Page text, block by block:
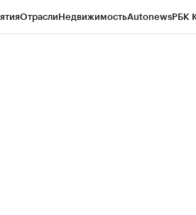
ОтраслиНедвижимостьAutonewsРБК